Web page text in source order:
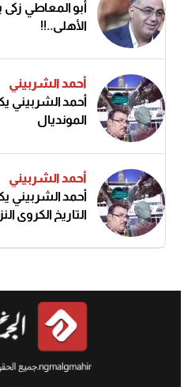
أبو المعاطي زكى
الأهلى..!!
أحمد الشربيني
أحمد الشربيني
المونديال
أحمد الشربيني
أحمد الشربيني
التاريخ الكروي